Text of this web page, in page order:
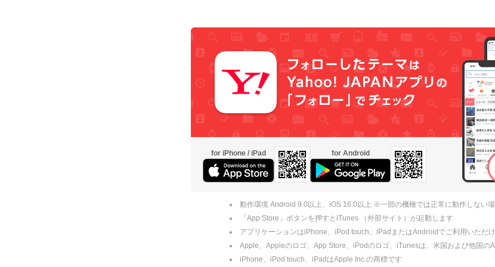
for iPhone / iPad for Android
動作環境 Android 9.0以上、iOS 16.0以上 ※一部の機種では正常に動作しない
「App Store」ボタンを押すとiTunes （外部サイト）が起動します
アプリケーションはiPhone、iPod touch、iPadまたはAndroidでご利用いただ
Apple、Appleのロゴ、App Store、iPodのロゴ、iTunesは、米国および他国の
iPhone、iPod touch、iPadはApple Inc.の商標です